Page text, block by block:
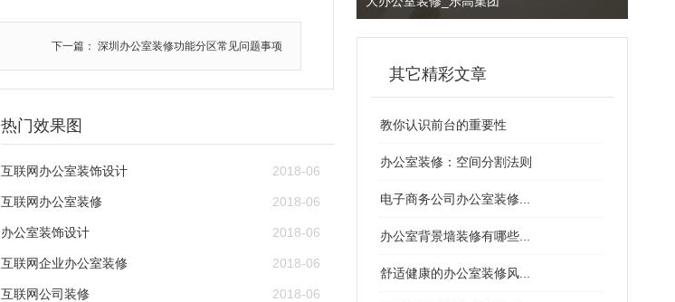
下一篇： 深圳办公室装修功能分区常见问题事项
热门效果图
互联网办公室装饰设计 2018-06
互联网办公室装修 2018-06
办公室装饰设计 2018-06
互联网企业办公室装修 2018-06
互联网公司装修 2018-06
其它精彩文章
教你认识前台的重要性
办公室装修：空间分割法则
电子商务公司办公室装修...
办公室背景墙装修有哪些...
舒适健康的办公室装修风...